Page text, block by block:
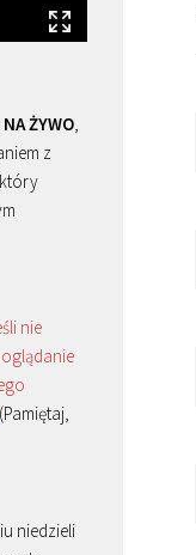
NA ŻYWO,
z
który
nie
(Pamiętaj,
niedzieli